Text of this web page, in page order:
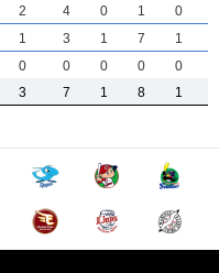
2 4 0 1 0
1 3 1 7 1
0 0 0 0 0
3 7 1 8 1
2 4 0 1 0
1 3 1 7 1
0 0 0 0 0
3 7 1 8 1
2 4 0 1 0
1 3 1 7 1
0 0 0 0 0
3 7 1 8 1
2 4 0 1 0
1 3 1 7 1
0 0 0 0 0
3 7 1 8 1